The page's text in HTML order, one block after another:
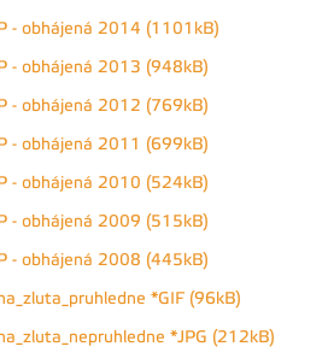
- obhájená 2014 (1101kB)
- obhájená 2013 (948kB)
- obhájená 2012 (769kB)
- obhájená 2011 (699kB)
- obhájená 2010 (524kB)
- obhájená 2009 (515kB)
- obhájená 2008 (445kB)
*GIF (96kB)
*JPG (212kB)